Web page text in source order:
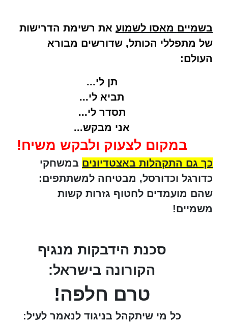
בשמיים מאסו לשמוע את רשימת הדרישות
של מתפללי הכותל, שדורשים מבורא
העולם:
תן לי...
תביא לי...
תסדר לי...
אני מבקש...
במקום לצעוק ולבקש משיח!
כך גם התקהלות באצטדיונים במשחקי
כדורגל וכדורסל, מבטיחה למשתתפים:
שהם מועמדים לחטוף גזרות קשות
משמיים!
סכנת הידבקות מנגיף
הקורונה בישראל:
טרם חלפה!
כל מי שיתקהל בניגוד לנאמר לעיל: